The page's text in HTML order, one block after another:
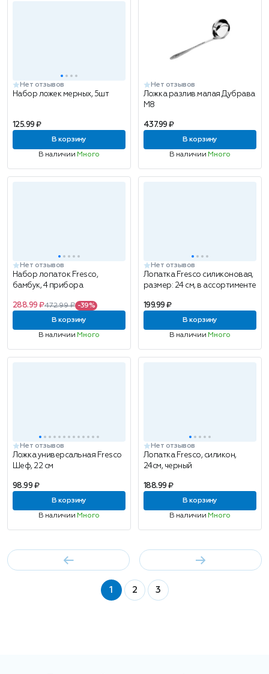
Нет отзывов
Набор ложек мерных, 5шт
125.99 ₽
В корзину
В наличии Много
Нет отзывов
Ложка разлив.малая Дубрава
М8
437.99 ₽
В корзину
В наличии Много
Нет отзывов
Набор лопаток Fresco,
бамбук, 4 прибора
288.99 ₽472.99 ₽ -39%
В корзину
В наличии Много
Нет отзывов
Лопатка Fresco силиконовая,
размер: 24 см, в ассортименте
199.99 ₽
В корзину
В наличии Много
Нет отзывов
Ложка универсальная Fresco
Шеф, 22 см
98.99 ₽
В корзину
В наличии Много
Нет отзывов
Лопатка Fresco, силикон,
24см, черный
188.99 ₽
В корзину
В наличии Много
1 2 3